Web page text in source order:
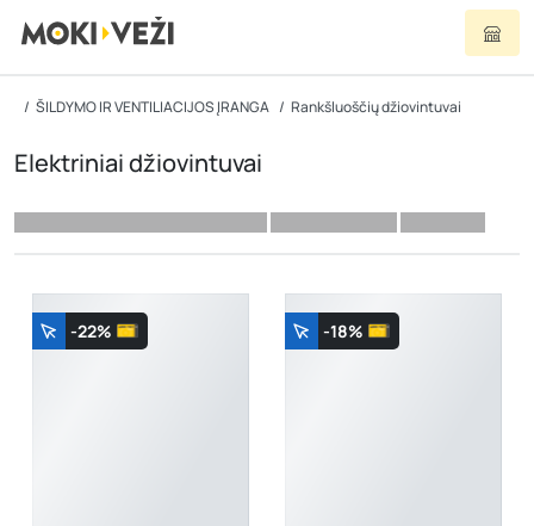
ŠILDYMO IR VENTILIACIJOS ĮRANGA Rankšluoščių džiovintuvai
Elektriniai džiovintuvai
-22% -18%